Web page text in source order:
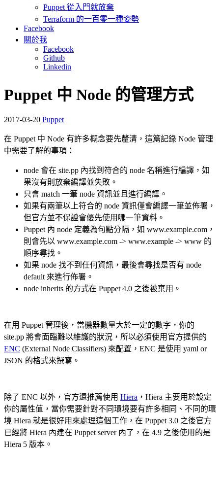
Puppet 從入門就放棄
Terraform 的一百零一種姿勢
Facebook
關於我
Facebook
Github
Linkedin
Puppet 中 Node 的管理方式
2017-03-20 Puppet
在 Puppet 中 Node 有許多概念要先釐清，這篇記錄 Node 管理
中需要了解的事項：
node 會在 site.pp 內找到符合的 node 名稱進行編譯，如
果沒有則放棄編譯並失敗。
只會 match 一筆 node 資訊並且進行編譯。
如果有兩筆以上符合的 node 資訊僅會編譯一筆並佈署，
但官方並不保證會優先使用哪一筆資料。
Puppet 內 node 定義為句點分隔，如 www.example.com，
則會先以 www.example.com -> www.example -> www 的
順序尋找。
如果 node 找不到任何資訊，最後會尋找是否有 node
default 來進行佈署。
node inherits 的方式在 Puppet 4.0 之後被棄用。
在用 Puppet 管理後，當機器數量大於一定的數字，你的
site.pp 將會面臨難以維護的狀況，所以必須使用官方提供的
ENC (External Node Classifiers) 來配置，ENC 是使用 yaml or
JSON 的格式來撰寫。
除了 ENC 以外，官方還推薦使用 Hiera ，Hiera 主要用於設定
你的屬性值，當你需要針對不同環境要有許多相同、不同的環
境 Hiera 就是很好用來處理這個工作，在 Puppet 3.0 之後官方
已經將 Hiera 內建在 Puppet server 內了，在 4.9 之後使用的是
Hiera 5 版本。